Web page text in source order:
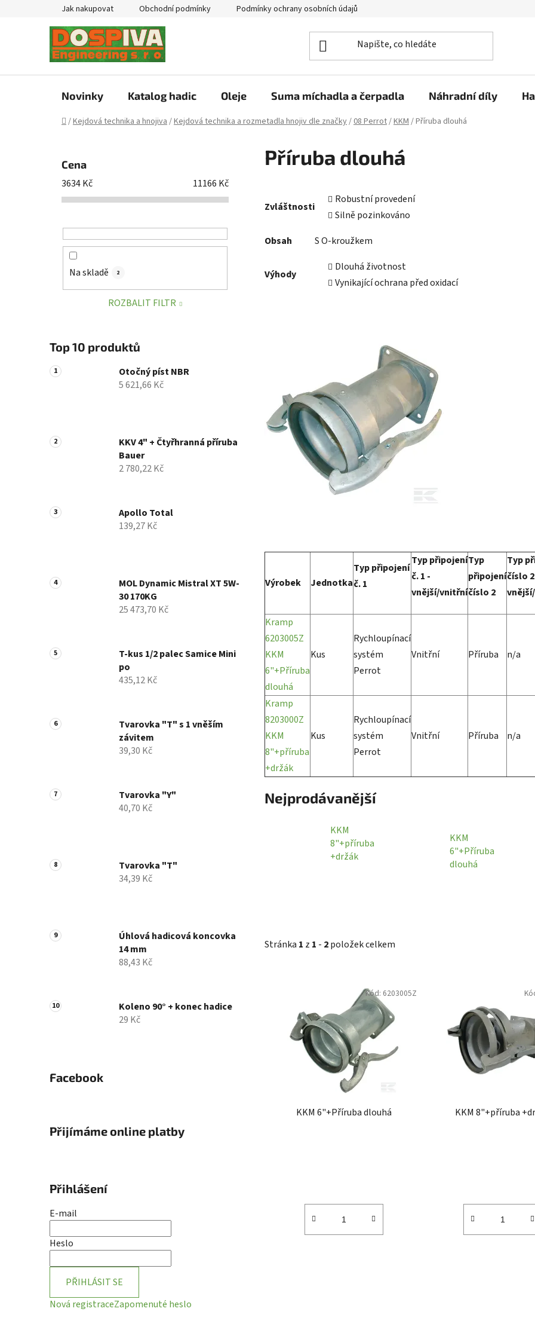
Jak nakupovat Obchodní podmínky Podmínky ochrany osobních údajů
Novinky Katalog hadic Oleje Suma míchadla a čerpadla Náhradní díly
Domů
/Kejdová technika a hnojiva/Kejdová technika a rozmetadla hnojiv dle značky/08 Perrot/KKM/Příruba dlouhá
l
Cena
3634Kč 11166 Kč
Na skladě 2
ROZBALIT FILTR
Top 10 produktů
Otočný píst NBR
5 621,66 Kč
KKV 4" + Čtyřhranná příruba
Bauer
2 780,22 Kč
Apollo Total
139,27 Kč
MOL Dynamic Mistral XT 5W-
30 170KG
25 473,70 Kč
T-kus 1/2 palec Samice Mini
po
435,12 Kč
Tvarovka "T" s 1 vněším
závitem
39,30 Kč
Tvarovka "Y"
40,70 Kč
Tvarovka "T"
34,39 Kč
Úhlová hadicová koncovka
14 mm
88,43 Kč
Koleno 90° + konec hadice
29 Kč
Facebook
Přijímáme online platby
Přihlášení
E-mail
Heslo
PŘIHLÁSIT SE
Nová registraceZapomenuté heslo
Příruba dlouhá
Zvláštnosti
Robustní provedení
Silně pozinkováno
Obsah
S O-kroužkem
Výhody
Dlouhá životnost
Vynikající ochrana před oxidací
Výrobek Jednotka
Typ připojení
č. 1
Typ připojení
č. 1 -
vnější/vnitřní
Typ
připojení
číslo 2
Typ
číslo
Kramp
6203005Z
KKM
6"+Příruba
dlouhá
Kus
Rychloupínací
systém
Perrot
Vnitřní Příruba n/a
Kramp
8203000Z
KKM
8"+příruba
+držák
Kus
Rychloupínací
systém
Perrot
Vnitřní Příruba n/a
Nejprodávanější
KKM
8"+příruba
+držák
KKM
6"+Příruba
dlouhá
Stránka 1 z 1 - 2položek celkem
KKM 6"+Příruba dlouhá
Kód: 6203005Z
KKM 8"+příruba